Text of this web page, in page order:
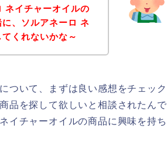
ネイチャーオイルの
、ソルアネーロ ネ
くれないかな～
ついて、まずは良い感想をチェック
品を探して欲しいと相談されたんで
イチャーオイルの商品に興味を持ち